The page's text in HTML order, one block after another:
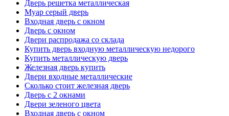
Дверь решетка металлическая
Муар серый дверь
Входная дверь с окном
Дверь с окном
Двери распродажа со склада
Купить дверь входную металлическую недорого
Купить металлическую дверь
Железная дверь купить
Двери входные металлические
Сколько стоит железная дверь
Дверь с 2 окнами
Двери зеленого цвета
Входная дверь с окном